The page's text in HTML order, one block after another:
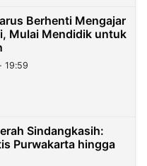
Berhenti Mengajar
Mulai Mendidik untuk
19:59
Sindangkasih:
Purwakarta hingga